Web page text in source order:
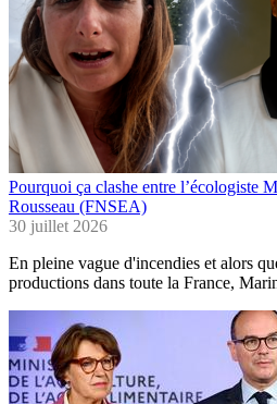
Pourquoi ça clashe entre l’écologiste
Rousseau (FNSEA)
30 juillet 2026
En pleine vague d'incendies et alors
productions dans toute la France,